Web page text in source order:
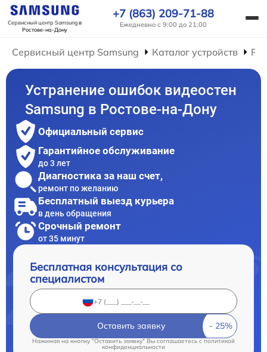
Сервисный центр Samsungв
Ростове-на-Дону
+7 (863) 209-71-88
Ежедневно с 9:00 до 21:00
Сервисный центр Samsung Каталог устройств
Устранение ошибок видеостен
Samsung в Ростове-на-Дону
Официальный сервис
Гарантийное обслуживание
до 3 лет
Диагностика за наш счет,
ремонт по желанию
Бесплатный выезд курьера
в день обращения
Срочный ремонт
от 35 минут
Бесплатная консультация со
специалистом
Оставить заявку
Нажимая на кнопку "Оставить заявку" Вы соглашаетесь c политикой
конфиденциальности